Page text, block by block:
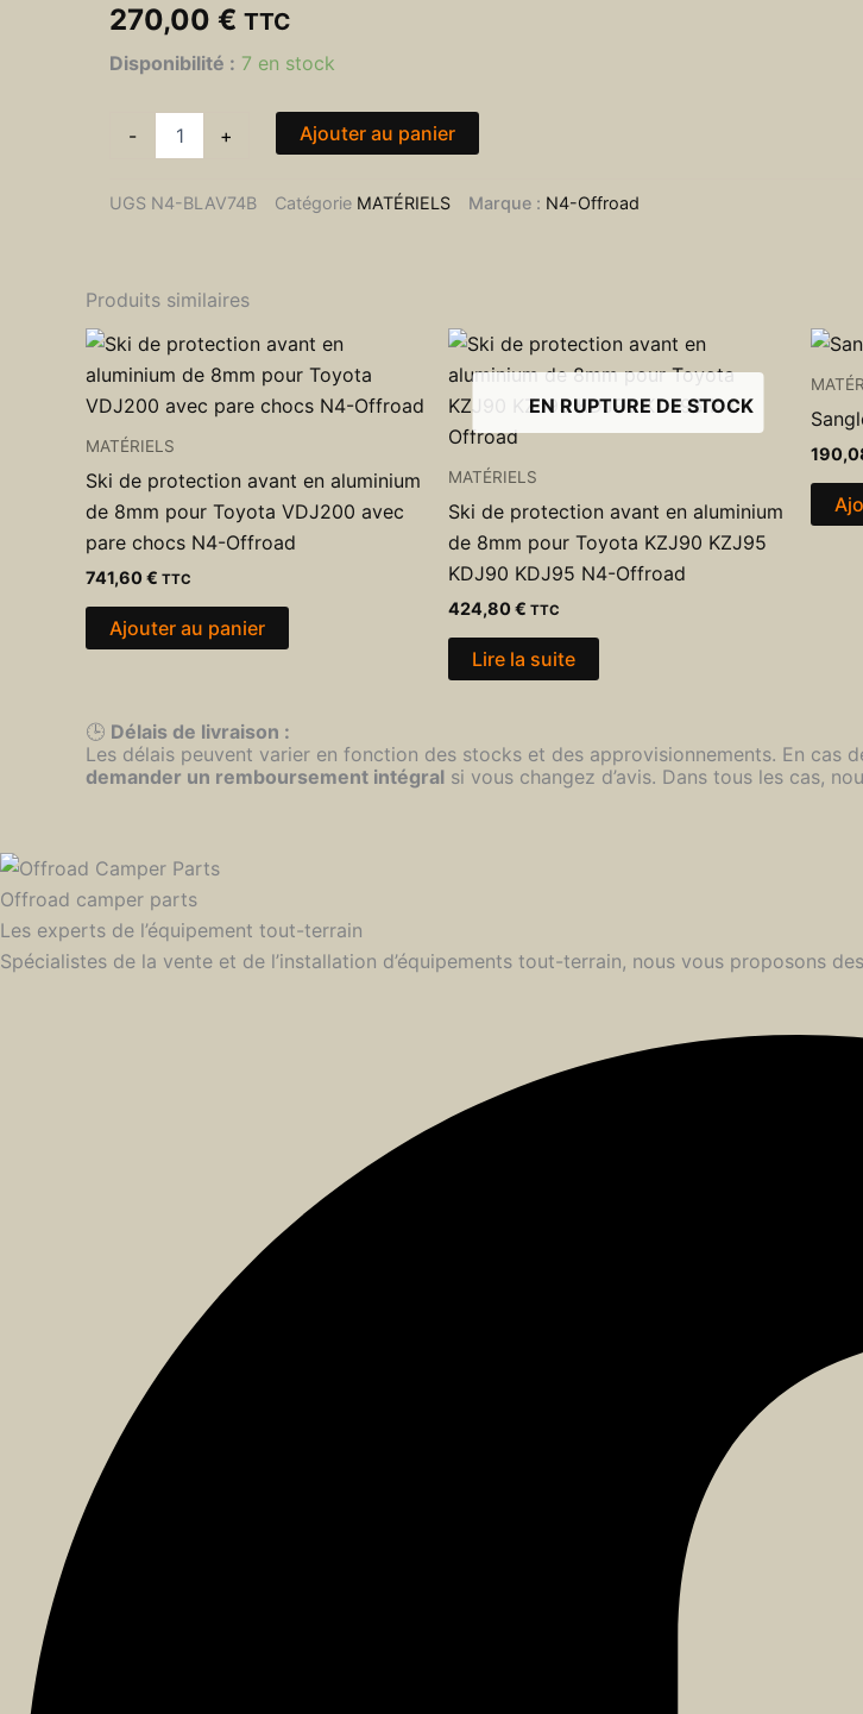
270,00 € TTC
Disponibilité : 7 en stock
-
quantité
protection
de
pour
Land
KDJ150
GDJ150
2013
N4-
Offroad
+ Ajouter au panier
UGS N4-BLAV74B Catégorie MATÉRIELS Marque : N4-Offroad
Produits similaires
MATÉRIELS
Ski de protection avant en aluminium
de 8mm pour Toyota VDJ200 avec
pare chocs N4-Offroad
741,60€ TTC
Ajouter au panier
EN RUPTURE DE STOCK
MATÉRIELS
Ski de protection avant en aluminium
de 8mm pour Toyota KZJ90 KZJ95
KDJ90 KDJ95 N4-Offroad
424,80€ TTC
Lire la suite
🕒 Délais de livraison :
Les délais peuvent varier en fonction des stocks et des approvisionnements. En cas
demander un remboursement intégral si vous changez d’avis. Dans tous les cas,
Offroad camper parts
Les experts de l’équipement tout-terrain
Spécialistes de la vente et de l’installation d’équipements tout-terrain, nous vous proposons